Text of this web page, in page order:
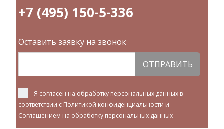
+7 (495) 150-5-336
Оставить заявку на звонок
ОТПРАВИТЬ
Я согласен на обработку персональных данных в
соответствии с Политикой конфиденциальности и
Соглашением на обработку персональных данных